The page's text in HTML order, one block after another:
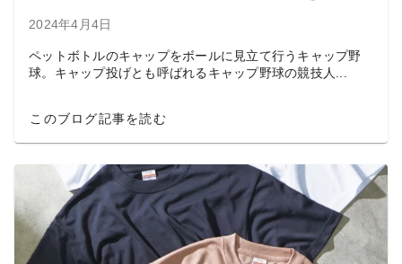
2024年4月4日
ペットボトルのキャップをボールに見立て行うキャップ野
球。キャップ投げとも呼ばれるキャップ野球の競技人...
このブログ記事を読む